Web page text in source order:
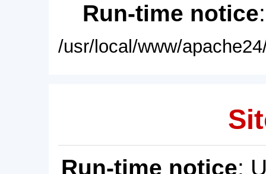
Run-time notice
/usr/local/www/
Run-time notice: